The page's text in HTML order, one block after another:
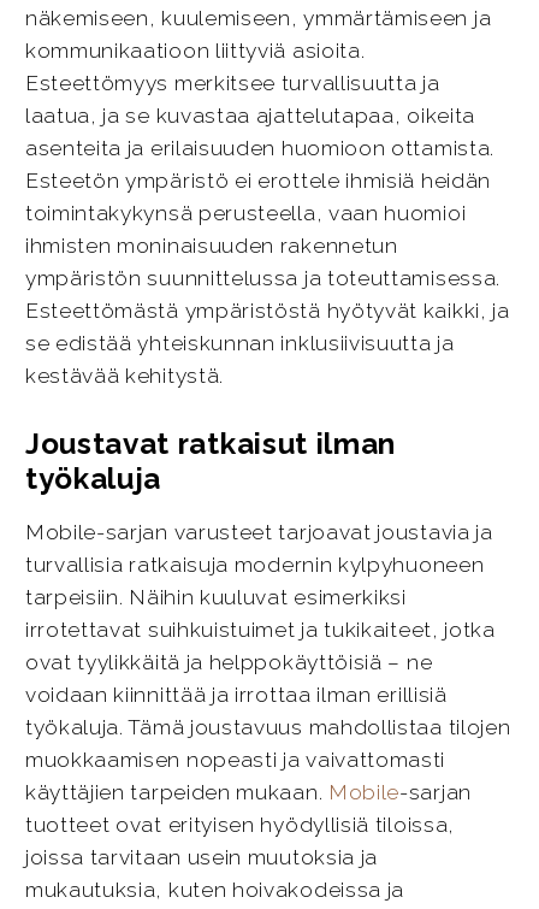
näkemiseen, kuulemiseen, ymmärtämiseen ja
kommunikaatioon liittyviä asioita.
Esteettömyys merkitsee turvallisuutta ja
laatua, ja se kuvastaa ajattelutapaa, oikeita
asenteita ja erilaisuuden huomioon ottamista.
Esteetön ympäristö ei erottele ihmisiä heidän
toimintakykynsä perusteella, vaan huomioi
ihmisten moninaisuuden rakennetun
ympäristön suunnittelussa ja toteuttamisessa.
Esteettömästä ympäristöstä hyötyvät kaikki, ja
se edistää yhteiskunnan inklusiivisuutta ja
kestävää kehitystä.
Joustavat ratkaisut ilman
työkaluja
Mobile-sarjan varusteet tarjoavat joustavia ja
turvallisia ratkaisuja modernin kylpyhuoneen
tarpeisiin. Näihin kuuluvat esimerkiksi
irrotettavat suihkuistuimet ja tukikaiteet, jotka
ovat tyylikkäitä ja helppokäyttöisiä – ne
voidaan kiinnittää ja irrottaa ilman erillisiä
työkaluja. Tämä joustavuus mahdollistaa tilojen
muokkaamisen nopeasti ja vaivattomasti
käyttäjien tarpeiden mukaan. Mobile-sarjan
tuotteet ovat erityisen hyödyllisiä tiloissa,
joissa tarvitaan usein muutoksia ja
mukautuksia, kuten hoivakodeissa ja